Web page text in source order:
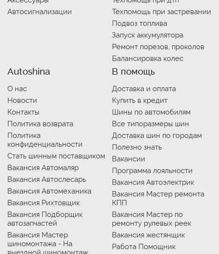
Автосигнализации
Техпомощь при застревании
Подвоз топлива
Запуск аккумулятора
Ремонт порезов, проколов
Балансировка колес
Autoshina
О нас
Новости
Контакты
Политика возврата
Политика
конфиденциальности
Стать шинным поставщиком
Вакансия Автомаляр
Вакансия Автослесарь
Вакансия Автомеханика
Вакансия Рихтовщик
Вакансия Подборщик
автозапчастей
Вакансия Мастер
шиномонтажа - На
В помощь
Доставка и оплата
Купить в кредит
Шины по автомобилям
Все типоразмеры шин
Доставка шин по городам
Полезно знать
Вакансии
Программа лояльности
Вакансия Автоэлектрик
Вакансия Мастер ремонта
КПП
Вакансия Мастер по
ремонту рулевых реек
Вакансия жестянщик
Работа Помощник